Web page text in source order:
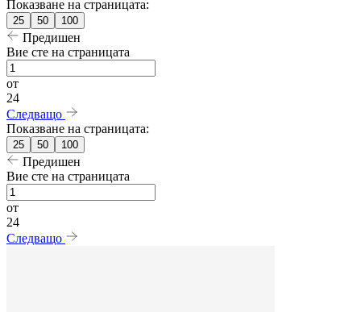
Показване на страницата:
25 50 100
Предишен
Вие сте на страницата
от
24
Следващо
Показване на страницата:
25 50 100
Предишен
Вие сте на страницата
от
24
Следващо